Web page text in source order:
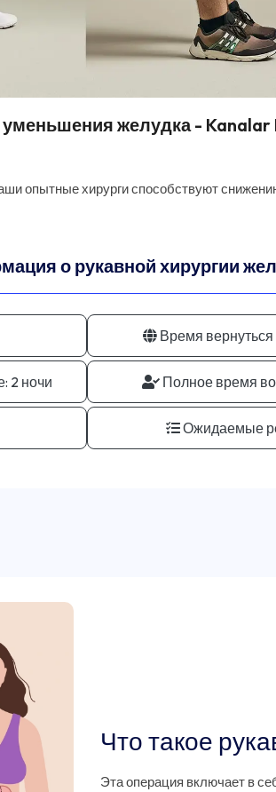
желудка -
опытные хирурги способствуют
о рукавной хирургии
Время
2 ночи Полное время
Ожидаемые
Что такое
Эта операция включает в